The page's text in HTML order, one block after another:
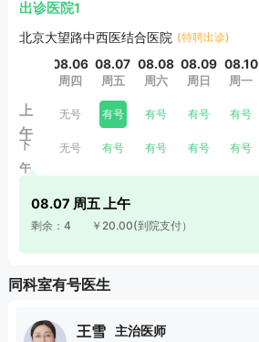
出诊医院1
北京大望路中西医结合医院 (特聘出诊)
上
午
下
午
08.06
周四
无号
无号
08.07
周五
有号
有号
08.08
周六
有号
有号
08.09
周日
有号
有号
08.10
周一
有号
有号
08.07 周五 上午
剩余：4 ￥20.00(到院支付）
同科室有号医生
王雪
主治医师